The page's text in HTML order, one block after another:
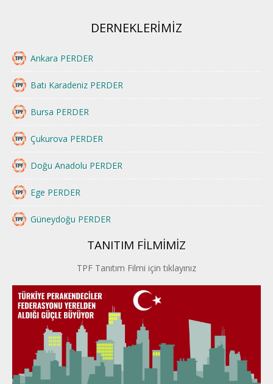
DERNEKLERİMİZ
Ankara PERDER
Batı Karadeniz PERDER
Bursa PERDER
Çukurova PERDER
Doğu Anadolu PERDER
Ege PERDER
Güneydoğu PERDER
İstanbul PERDER
İpek Yolu PERDER
Kayseri PERDER
Karadeniz Perder
Konya PERDER
Van PERDER
TANITIM FİLMİMİZ
TPF Tanıtım Filmi için tıklayınız